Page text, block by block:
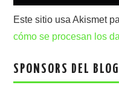
Este sitio usa Akismet
cómo se procesan los
SPONSORS DEL BLOG